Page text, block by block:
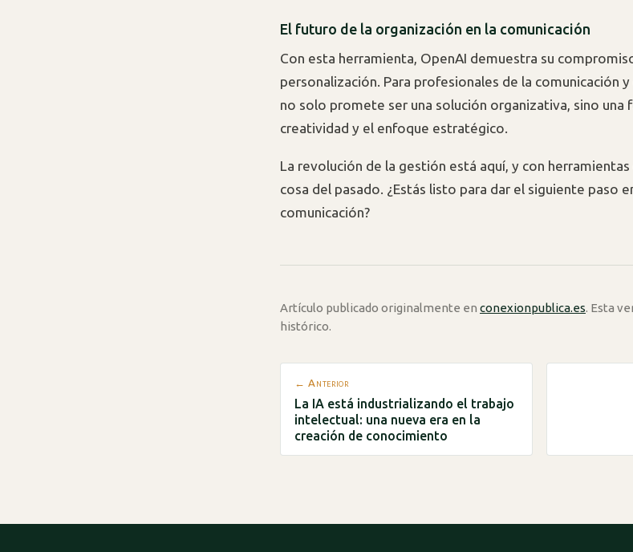
El futuro de la organización en la comunicación
Con esta herramienta, OpenAI demuestra su
personalización. Para profesionales de la comunicación
no solo promete ser una solución organizativa, sino una
creatividad y el enfoque estratégico.
La revolución de la gestión está aquí, y con
cosa del pasado. ¿Estás listo para dar el siguiente paso
comunicación?
Artículo publicado originalmente en conexionpublica.es. Esta
histórico.
← Anterior
La IA está industrializando el trabajo
intelectual: una nueva era en la
creación de conocimiento